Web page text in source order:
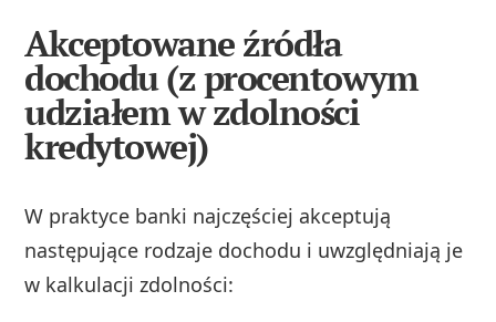
Akceptowane źródła
dochodu (z procentowym
udziałem w zdolności
kredytowej)
W praktyce banki najczęściej akceptują
następujące rodzaje dochodu i uwzględniają je
w kalkulacji zdolności: